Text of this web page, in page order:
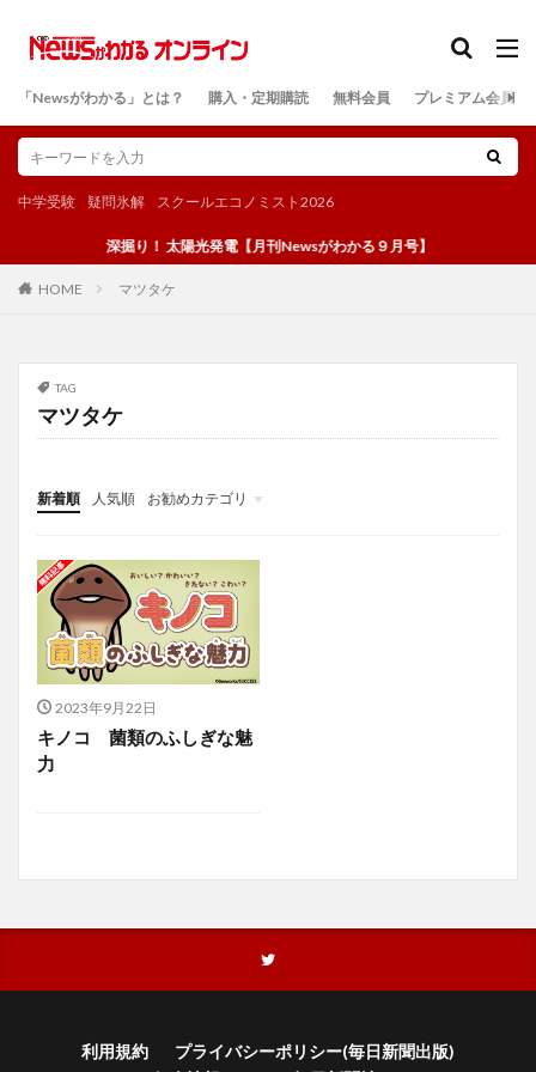
「Newsがわかる」とは？ 購入・定期購読 無料会員 プレミアム会員
中学受験 疑問氷解 スクールエコノミスト2026
深掘り！ 太陽光発電【月刊Newsがわかる９月号】
HOME マツタケ
TAG
マツタケ
新着順 人気順
お勧めカテゴリ
投稿
学び
マンガ
電子書籍
2023年9月22日
キノコ 菌類のふしぎな魅
力
利用規約
プライバシーポリシー(毎日新聞出版)
検索